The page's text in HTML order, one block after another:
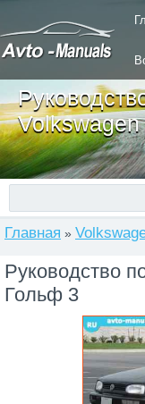
Главная »
Руководство
Гольф 3